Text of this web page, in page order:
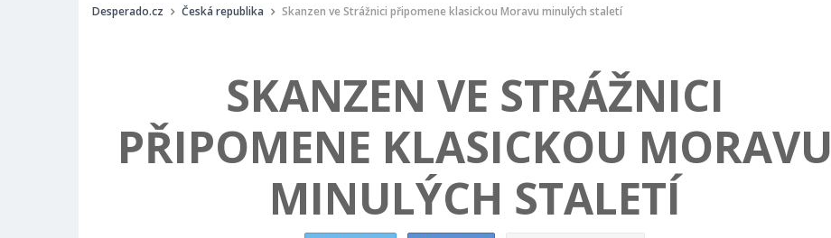
Desperado.cz Česká republika Skanzen ve Strážnici připomene klasickou Moravu minulých staletí
SKANZEN VE STRÁŽNICI
PŘIPOMENE KLASICKOU MORAVU
MINULÝCH STALETÍ